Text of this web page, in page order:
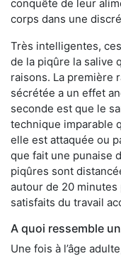
conquête de leur
corps dans une
Très intelligentes,
de la piqûre la salive
raisons. La première
sécrétée a un effet
seconde est que le
technique imparable
elle est attaquée ou
que fait une punaise
piqûres sont
autour de 20
satisfaits du travail
A quoi ressemble
Une fois à l’âge